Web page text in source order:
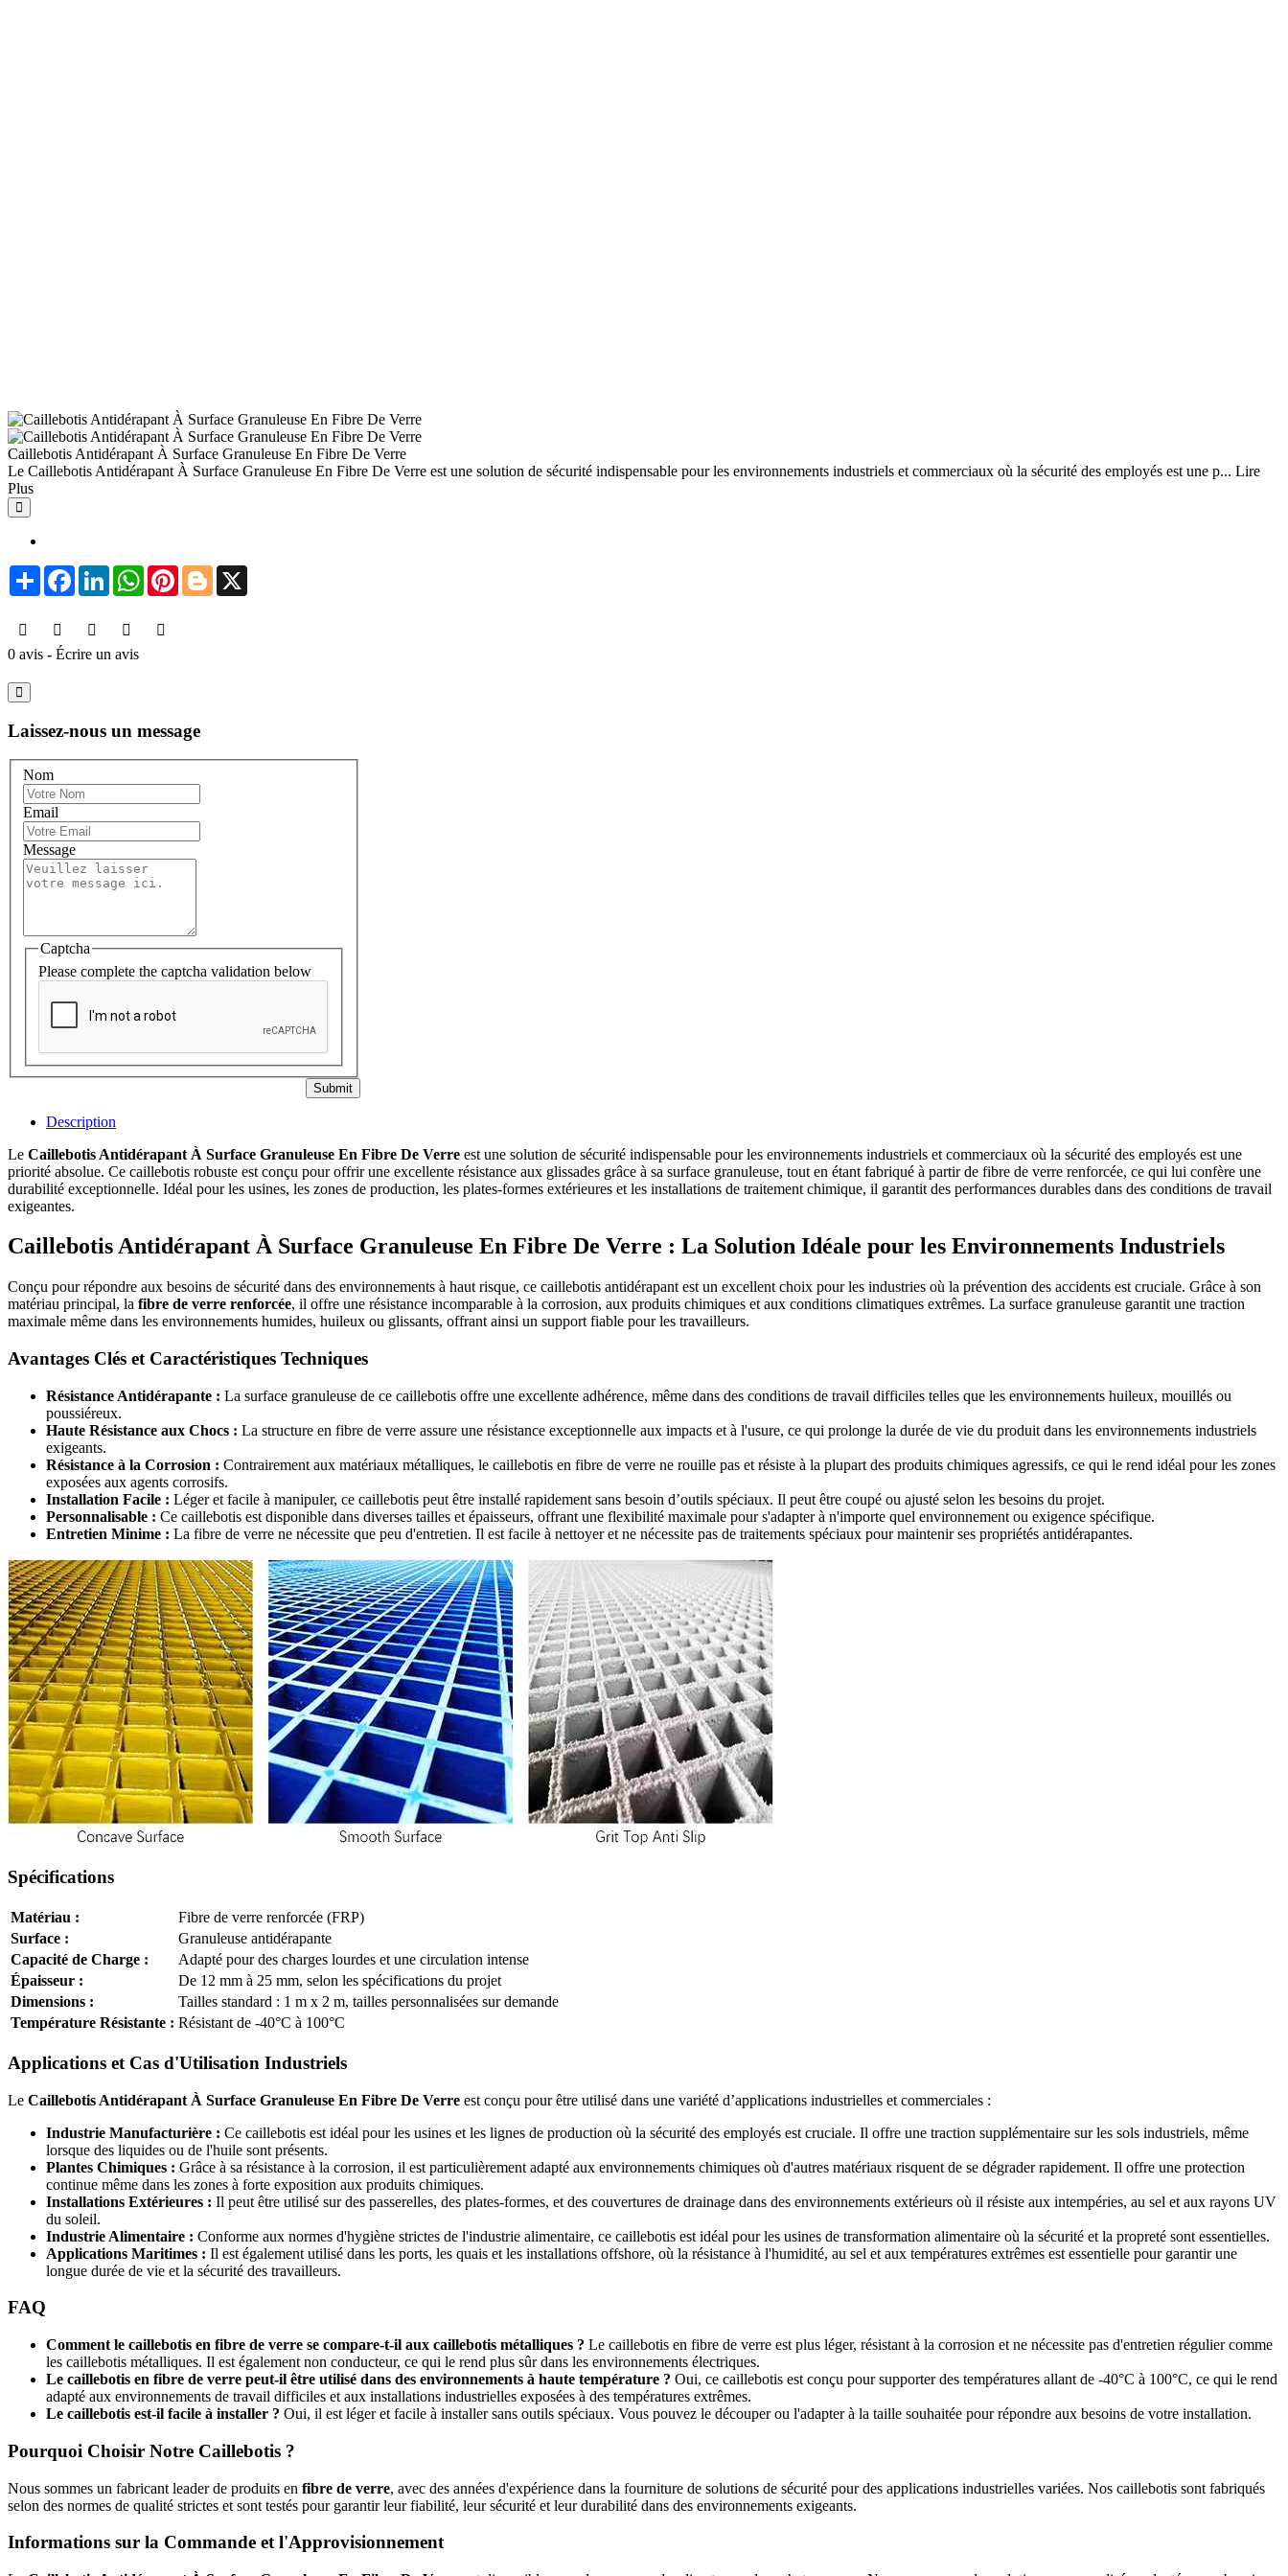
Caillebotis Antidérapant À Surface Granuleuse En Fibre De Verre
Le Caillebotis Antidérapant À Surface Granuleuse En Fibre De Verre est une solution de sécurité indispensable pour les environnements industriels et commerciaux où la sécurité des employés est une p... Lire
Plus
Share FacebookLinkedInWhatsAppPinterestBlogger
0 avis - Écrire un avis
Laissez-nous un message
Nom
Email
Message
Captcha
Please complete the captcha validation below
Submit
Description
Le Caillebotis Antidérapant À Surface Granuleuse En Fibre De Verre est une solution de sécurité indispensable pour les environnements industriels et commerciaux où la sécurité des employés est une
priorité absolue. Ce caillebotis robuste est conçu pour offrir une excellente résistance aux glissades grâce à sa surface granuleuse, tout en étant fabriqué à partir de fibre de verre renforcée, ce qui lui confère une
durabilité exceptionnelle. Idéal pour les usines, les zones de production, les plates-formes extérieures et les installations de traitement chimique, il garantit des performances durables dans des conditions de travail
exigeantes.
Caillebotis Antidérapant À Surface Granuleuse En Fibre De Verre : La Solution Idéale pour les Environnements Industriels
Conçu pour répondre aux besoins de sécurité dans des environnements à haut risque, ce caillebotis antidérapant est un excellent choix pour les industries où la prévention des accidents est cruciale. Grâce à son
matériau principal, la fibre de verre renforcée, il offre une résistance incomparable à la corrosion, aux produits chimiques et aux conditions climatiques extrêmes. La surface granuleuse garantit une traction
maximale même dans les environnements humides, huileux ou glissants, offrant ainsi un support fiable pour les travailleurs.
Avantages Clés et Caractéristiques Techniques
Résistance Antidérapante : La surface granuleuse de ce caillebotis offre une excellente adhérence, même dans des conditions de travail difficiles telles que les environnements huileux, mouillés ou
poussiéreux.
Haute Résistance aux Chocs : La structure en fibre de verre assure une résistance exceptionnelle aux impacts et à l'usure, ce qui prolonge la durée de vie du produit dans les environnements industriels
exigeants.
Résistance à la Corrosion : Contrairement aux matériaux métalliques, le caillebotis en fibre de verre ne rouille pas et résiste à la plupart des produits chimiques agressifs, ce qui le rend idéal pour les zones
exposées aux agents corrosifs.
Installation Facile : Léger et facile à manipuler, ce caillebotis peut être installé rapidement sans besoin d’outils spéciaux. Il peut être coupé ou ajusté selon les besoins du projet.
Personnalisable : Ce caillebotis est disponible dans diverses tailles et épaisseurs, offrant une flexibilité maximale pour s'adapter à n'importe quel environnement ou exigence spécifique.
Entretien Minime : La fibre de verre ne nécessite que peu d'entretien. Il est facile à nettoyer et ne nécessite pas de traitements spéciaux pour maintenir ses propriétés antidérapantes.
Spécifications
Matériau :
Fibre de verre renforcée (FRP)
Surface :
Granuleuse antidérapante
Capacité de Charge :
Adapté pour des charges lourdes et une circulation intense
Épaisseur :
De 12 mm à 25 mm, selon les spécifications du projet
Dimensions :
Tailles standard : 1 m x 2 m, tailles personnalisées sur demande
Température Résistante : Résistant de -40°C à 100°C
Applications et Cas d'Utilisation Industriels
Le Caillebotis Antidérapant À Surface Granuleuse En Fibre De Verre est conçu pour être utilisé dans une variété d’applications industrielles et commerciales :
Industrie Manufacturière : Ce caillebotis est idéal pour les usines et les lignes de production où la sécurité des employés est cruciale. Il offre une traction supplémentaire sur les sols industriels, même
lorsque des liquides ou de l'huile sont présents.
Plantes Chimiques : Grâce à sa résistance à la corrosion, il est particulièrement adapté aux environnements chimiques où d'autres matériaux risquent de se dégrader rapidement. Il offre une protection
continue même dans les zones à forte exposition aux produits chimiques.
Installations Extérieures : Il peut être utilisé sur des passerelles, des plates-formes, et des couvertures de drainage dans des environnements extérieurs où il résiste aux intempéries, au sel et aux rayons UV
du soleil.
Industrie Alimentaire : Conforme aux normes d'hygiène strictes de l'industrie alimentaire, ce caillebotis est idéal pour les usines de transformation alimentaire où la sécurité et la propreté sont essentielles.
Applications Maritimes : Il est également utilisé dans les ports, les quais et les installations offshore, où la résistance à l'humidité, au sel et aux températures extrêmes est essentielle pour garantir une
longue durée de vie et la sécurité des travailleurs.
FAQ
Comment le caillebotis en fibre de verre se compare-t-il aux caillebotis métalliques ? Le caillebotis en fibre de verre est plus léger, résistant à la corrosion et ne nécessite pas d'entretien régulier comme
les caillebotis métalliques. Il est également non conducteur, ce qui le rend plus sûr dans les environnements électriques.
Le caillebotis en fibre de verre peut-il être utilisé dans des environnements à haute température ? Oui, ce caillebotis est conçu pour supporter des températures allant de -40°C à 100°C, ce qui le rend
adapté aux environnements de travail difficiles et aux installations industrielles exposées à des températures extrêmes.
Le caillebotis est-il facile à installer ? Oui, il est léger et facile à installer sans outils spéciaux. Vous pouvez le découper ou l'adapter à la taille souhaitée pour répondre aux besoins de votre installation.
Pourquoi Choisir Notre Caillebotis ?
Nous sommes un fabricant leader de produits en fibre de verre, avec des années d'expérience dans la fourniture de solutions de sécurité pour des applications industrielles variées. Nos caillebotis sont fabriqués
selon des normes de qualité strictes et sont testés pour garantir leur fiabilité, leur sécurité et leur durabilité dans des environnements exigeants.
Informations sur la Commande et l'Approvisionnement